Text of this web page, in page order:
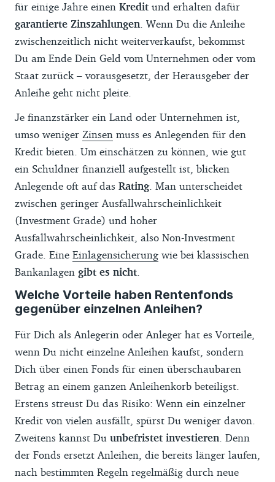
für einige Jahre einen Kredit und erhalten dafür
garantierte Zinszahlungen . Wenn Du die Anleihe
zwischenzeitlich nicht weiterverkaufst, bekommst
Du am Ende Dein Geld vom Unternehmen oder vom
Staat zurück – vorausgesetzt, der Herausgeber der
Anleihe geht nicht pleite.
Je finanzstärker ein Land oder Unternehmen ist,
umso weniger Zinsen muss es Anlegenden für den
Kredit bieten. Um einschätzen zu können, wie gut
ein Schuldner finanziell aufgestellt ist, blicken
Anlegende oft auf das Rating. Man unterscheidet
zwischen geringer Ausfallwahrscheinlichkeit
(Investment Grade) und hoher
Ausfallwahrscheinlichkeit, also Non-Investment
Grade. Eine Einlagensicherung wie bei klassischen
Bankanlagen gibt es nicht
Welche Vorteile haben Rentenfonds
gegenüber einzelnen Anleihen?
Für Dich als Anlegerin oder Anleger hat es Vorteile,
wenn Du nicht einzelne Anleihen kaufst, sondern
Dich über einen Fonds für einen überschaubaren
Betrag an einem ganzen Anleihenkorb beteiligst.
Erstens streust Du das Risiko: Wenn ein einzelner
Kredit von vielen ausfällt, spürst Du weniger davon.
Zweitens kannst Du unbefristet investieren . Denn
der Fonds ersetzt Anleihen, die bereits länger laufen,
nach bestimmten Regeln regelmäßig durch neue